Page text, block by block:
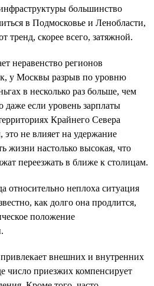
большинство
в Подмосковье и Ленобласти,
тренд, скорее всего, затяжной.
неравенство регионов
у Москвы разрыв по уровню
в несколько раз больше, чем
даже если уровень зарплаты
Крайнего Севера
не влияет на удержание
жизни настолько высокая, что
переезжать в ближе к столицам.
относительно неплоха ситуация
как долго она продлится,
положение
внешних и внутренних
число приезжих компенсирует